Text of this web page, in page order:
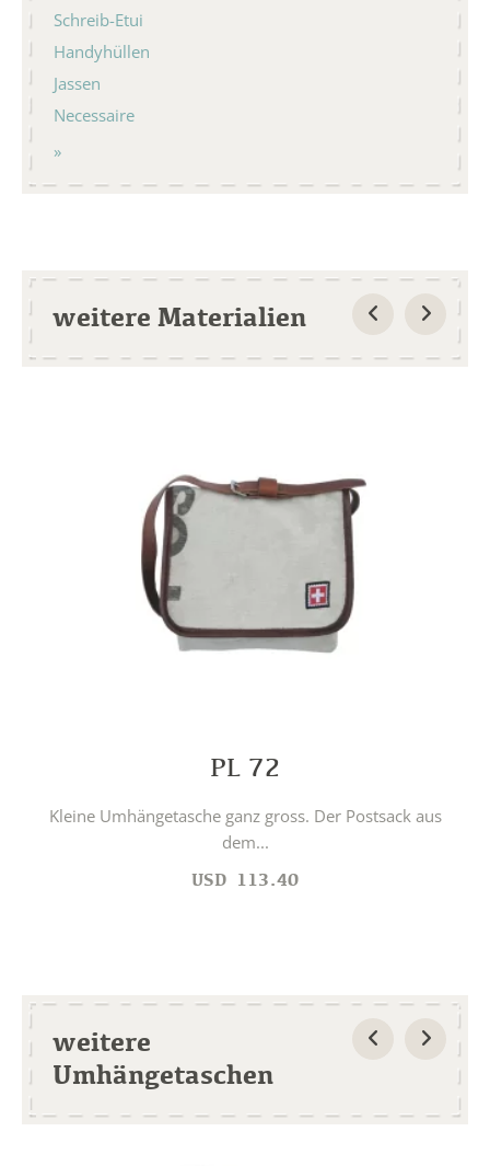
Schreib-Etui
Handyhüllen
Jassen
Necessaire
weitere Materialien
PL 72
Kleine Umhängetasche ganz gross. Der Postsack aus
dem...
USD 113.40
weitere
Umhängetaschen